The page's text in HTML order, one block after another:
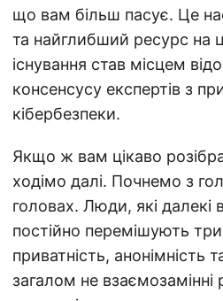
що вам більш пасує. Це
та найглибший ресурс на
існування став місцем
консенсусу експертів з
кібербезпеки.
Якщо ж вам цікаво
ходімо далі. Почнемо з
головах. Люди, які далекі
постійно перемішують три
приватність, анонімність
загалом не взаємозамінні